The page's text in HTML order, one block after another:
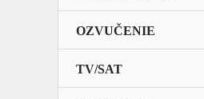
OZVUČENIE
TV/SAT